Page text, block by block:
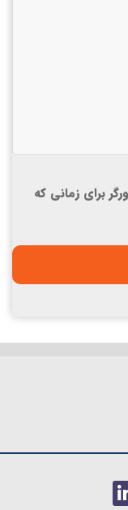
برای زمانی که